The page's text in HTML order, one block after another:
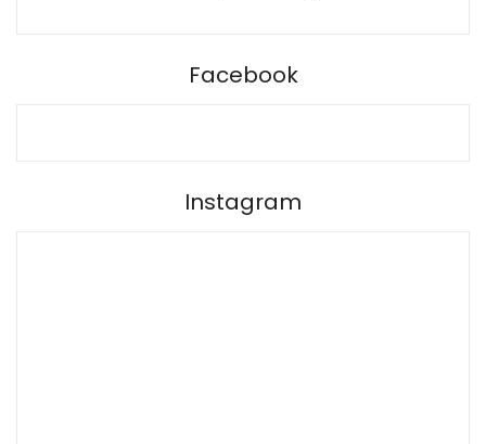
Facebook
Instagram